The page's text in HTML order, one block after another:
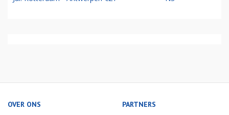
OVER ONS PARTNERS